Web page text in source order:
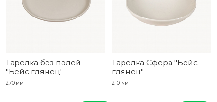
Тарелка без полей
"Бейс глянец"
270 мм
Тарелка Сфера "Бейс
глянец"
210 мм